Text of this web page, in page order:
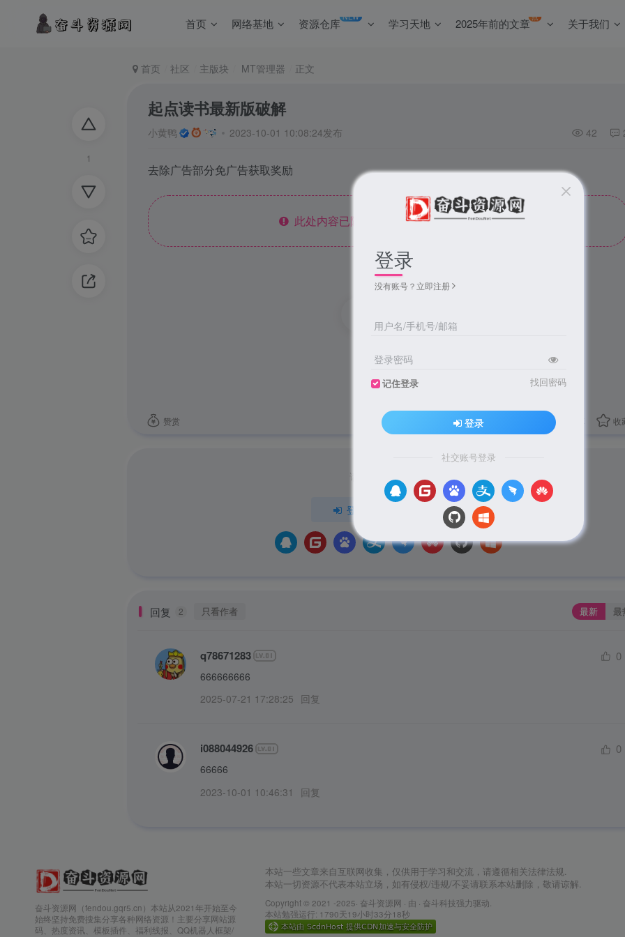
首页 网络基地 资源仓库 NEW 学习天地 2025年前的文章点 关于我们
1
首页 社区 主版块 MT管理器 正文
起点读书最新版破解
小黄鸭 2023-10-01 10:08:24发布 42
去除广告部分免广告获取奖励
此处内容已隐藏，请评论后刷新页面查看.
赞赏 收
请登录后发表评论
登录 注册
回复 2 只看作者 最新 最
q78671283 0
666666666
2025-07-21 17:28:25 回复
i088044926 0
66666
2023-10-01 10:46:31
回复
奋斗资源网（fendou.gqr5.cn）本站从2021年开始至今
始终坚持免费搜集分享各种网络资源！主要分享网站源
码、热度资讯、模板插件、福利线报、QQ机器人框架/
本站一些文章来自互联网收集，仅供用于学习和交流，请遵循相关法律法规.
本站一切资源不代表本站立场，如有侵权/违规/不妥请联系本站删除，敬请谅解.
Copyright © 2021 -2025· 奋斗资源网 · 由 · 奋斗科技强力驱动.
本站勉强运行: 1790天19小时33分18秒
登录
没有账号？立即注册
用户名/手机号/邮箱
登录密码
记住登录 找回密码
登录
社交账号登录